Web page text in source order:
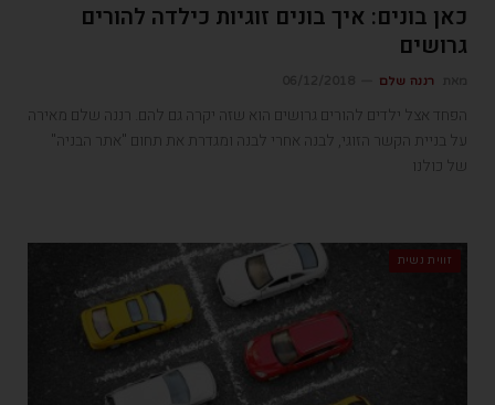
כאן בונים: איך בונים זוגיות כילדה להורים
גרושים
רננה שלם
הפחד אצל ילדים להורים גרושים הוא שזה יקרה גם להם. רננה שלם מאירה
על בניית הקשר הזוגי, לבנה אחרי לבנה ומגדרת את תחום "אתר הבניה"
של כולנו
זווית נשית